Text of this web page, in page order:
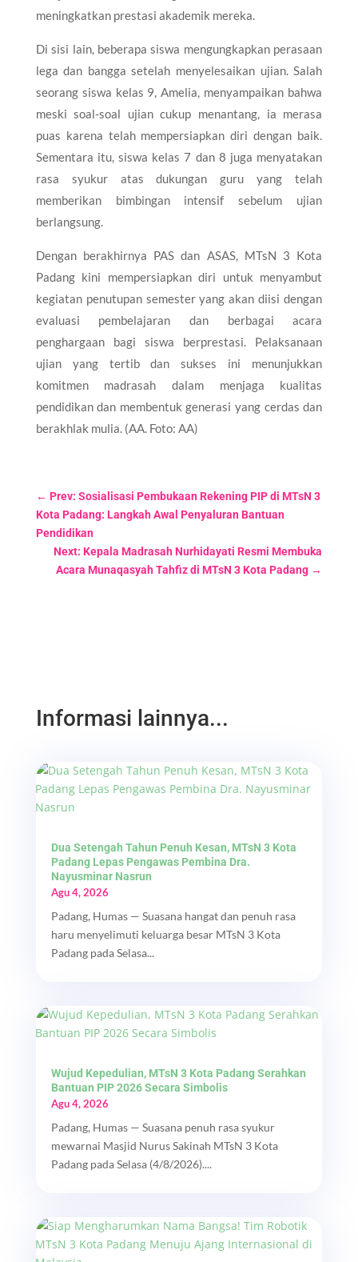
meningkatkan prestasi akademik mereka.
Di sisi lain, beberapa siswa mengungkapkan perasaan
lega dan bangga setelah menyelesaikan ujian. Salah
seorang siswa kelas 9, Amelia, menyampaikan bahwa
meski soal-soal ujian cukup menantang, ia merasa
puas karena telah mempersiapkan diri dengan baik.
Sementara itu, siswa kelas 7 dan 8 juga menyatakan
rasa syukur atas dukungan guru yang telah
memberikan bimbingan intensif sebelum ujian
berlangsung.
Dengan berakhirnya PAS dan ASAS, MTsN 3 Kota
Padang kini mempersiapkan diri untuk menyambut
kegiatan penutupan semester yang akan diisi dengan
evaluasi pembelajaran dan berbagai acara
penghargaan bagi siswa berprestasi. Pelaksanaan
ujian yang tertib dan sukses ini menunjukkan
komitmen madrasah dalam menjaga kualitas
pendidikan dan membentuk generasi yang cerdas dan
berakhlak mulia. (AA. Foto: AA)
← Prev: Sosialisasi Pembukaan Rekening PIP di MTsN 3
Kota Padang: Langkah Awal Penyaluran Bantuan
Pendidikan
Next: Kepala Madrasah Nurhidayati Resmi Membuka
Acara Munaqasyah Tahfiz di MTsN 3 Kota Padang →
Informasi lainnya...
Dua Setengah Tahun Penuh Kesan, MTsN 3 Kota
Padang Lepas Pengawas Pembina Dra.
Nayusminar Nasrun
Agu 4, 2026
Padang, Humas — Suasana hangat dan penuh rasa
haru menyelimuti keluarga besar MTsN 3 Kota
Padang pada Selasa...
Wujud Kepedulian, MTsN 3 Kota Padang Serahkan
Bantuan PIP 2026 Secara Simbolis
Agu 4, 2026
Padang, Humas — Suasana penuh rasa syukur
mewarnai Masjid Nurus Sakinah MTsN 3 Kota
Padang pada Selasa (4/8/2026)....